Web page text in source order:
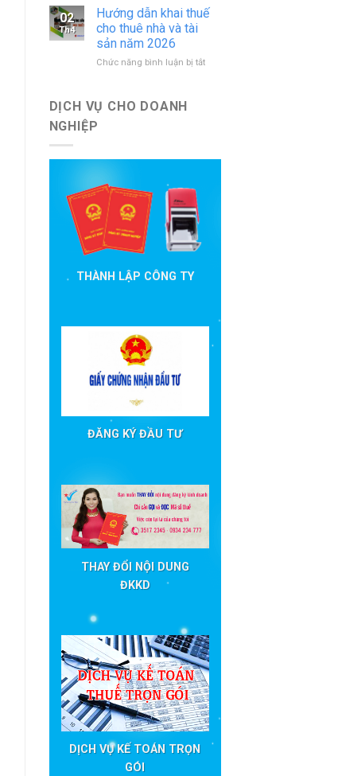
ra
nhất
loại
báo
tư
hành
02
Th4
Hướng dẫn khai thuế
cho thuê nhà và tài
sản năm 2026
Chức năng bình luận bị tắtở
DỊCH VỤ CHO DOANH
NGHIỆP
THÀNH LẬP CÔNG TY
ĐĂNG KÝ ĐẦU TƯ
THAY ĐỔI NỘI DUNG
ĐKKD
DỊCH VỤ KẾ TOÁN TRỌN
GÓI